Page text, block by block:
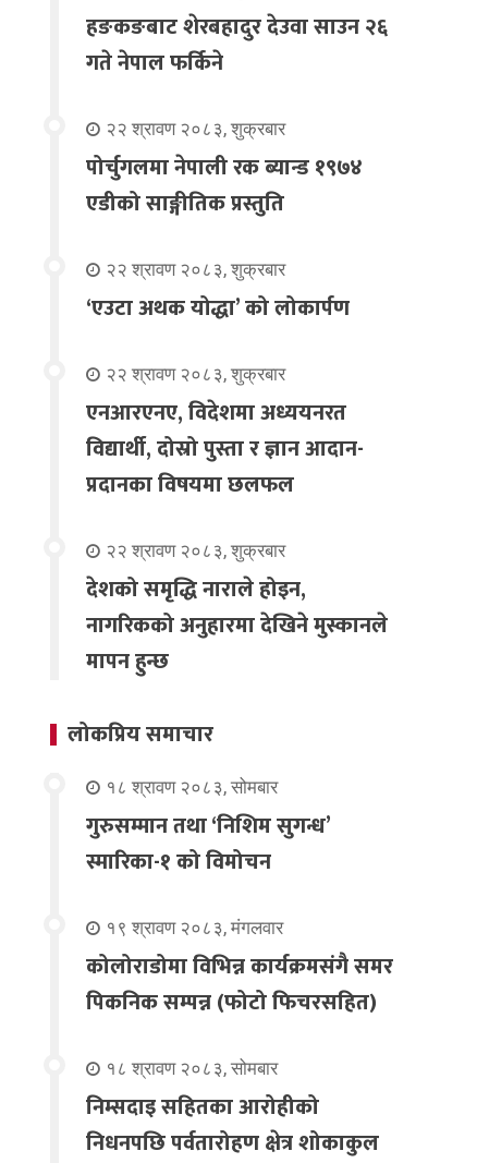
हङकङबाट शेरबहादुर देउवा साउन २६
गते नेपाल फर्किने
२२ श्रावण २०८३, शुक्रबार
पोर्चुगलमा नेपाली रक ब्यान्ड १९७४
एडीको साङ्गीतिक प्रस्तुति
२२ श्रावण २०८३, शुक्रबार
‘एउटा अथक योद्धा’ को लोकार्पण
२२ श्रावण २०८३, शुक्रबार
एनआरएनए, विदेशमा अध्ययनरत
विद्यार्थी, दोस्रो पुस्ता र ज्ञान आदान-
प्रदानका विषयमा छलफल
२२ श्रावण २०८३, शुक्रबार
देशको समृद्धि नाराले होइन,
नागरिकको अनुहारमा देखिने मुस्कानले
मापन हुन्छ
लोकप्रिय समाचार
१८ श्रावण २०८३, सोमबार
गुरुसम्मान तथा ‘निशिम सुगन्ध’
स्मारिका-१ को विमोचन
१९ श्रावण २०८३, मंगलवार
कोलोराडोमा विभिन्न कार्यक्रमसंगै समर
पिकनिक सम्पन्न (फोटो फिचरसहित)
१८ श्रावण २०८३, सोमबार
निम्सदाइ सहितका आरोहीको
निधनपछि पर्वतारोहण क्षेत्र शोकाकुल